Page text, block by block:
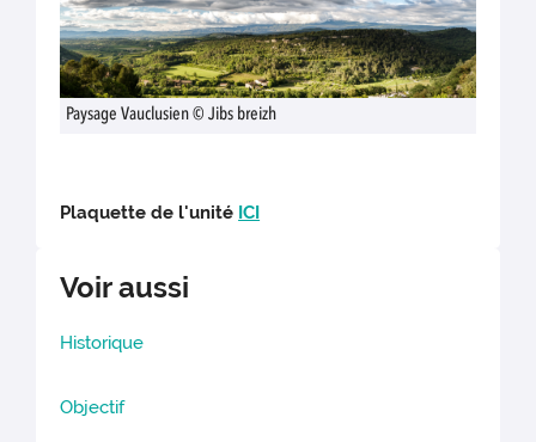
Paysage Vauclusien © Jibs breizh
Plaquettede l'unité ICI
Voir aussi
Historique
Objectif